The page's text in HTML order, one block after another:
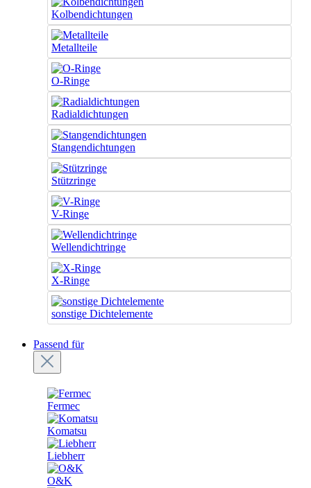
Kolbendichtungen
Metallteile
O-Ringe
Radialdichtungen
Stangendichtungen
Stützringe
V-Ringe
Wellendichtringe
X-Ringe
sonstige Dichtelemente
Passend für
Fermec
Komatsu
Liebherr
O&K